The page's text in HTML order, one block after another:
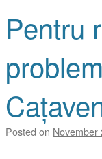
Pentru
Posted on November